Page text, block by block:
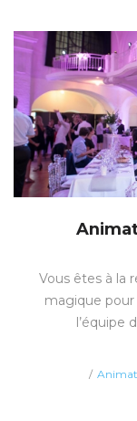
Vous êtes à la
magique
l’équipe
Posted